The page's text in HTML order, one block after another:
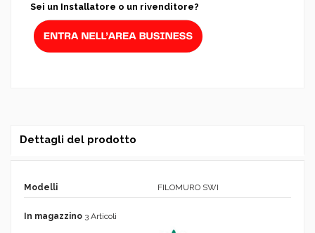
Sei un Installatore o un rivenditore?
Dettagli del prodotto
Modelli FILOMURO SWI
In magazzino 3 Articoli